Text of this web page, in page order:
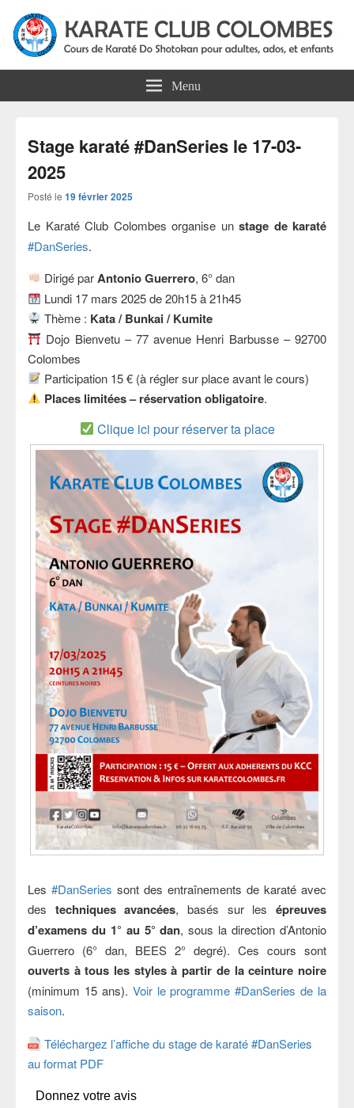
Karate Club Colombes
Menu
Stage karaté #DanSeries le 17-03-
2025
Posté le 19 février 2025
Le Karaté Club Colombes organise un stage de karaté
#DanSeries.
Dirigé parAntonio Guerrero, 6° dan
Lundi 17 mars 2025 de 20h15 à 21h45
Thème : Kata / Bunkai / Kumite
Dojo Bienvetu – 77 avenue Henri Barbusse – 92700
Colombes
Participation 15 € (à régler sur place avant le cours)
Places limitées – réservation obligatoire.
Clique ici pour réserver ta place
Les #DanSeries sont des entraînements de karaté avec
des techniques avancées, basés sur lesépreuves
d’examens du 1° au 5° dan, sous la direction d’Antonio
Guerrero (6° dan, BEES 2° degré). Ces cours sont
ouverts à tous les styles à partir de la ceinture noire
(minimum 15 ans). Voir le programme #DanSeries de la
saison.
Téléchargez l’affiche du stage de karaté #DanSeries
au format PDF
Donnez votre avis